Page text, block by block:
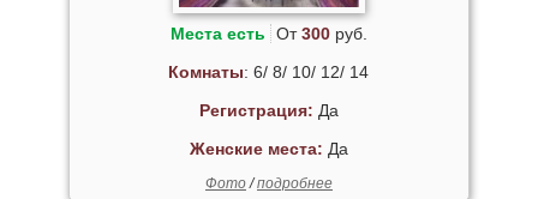
Места есть От300руб.
Комнаты: 6/ 8/ 10/ 12/ 14
Регистрация: Да
Женские места: Да
Фото/подробнее